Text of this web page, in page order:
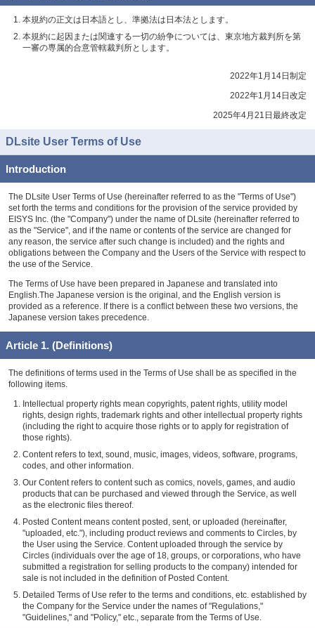
本規約の正文は日本語とし、準拠法は日本法とします。
本規約に起因または関連する一切の紛争については、東京地方裁判所を第
一審の専属的合意管轄裁判所とします。
2022年1月14日制定
2022年1月14日改定
2025年4月21日最終改定
DLsite User Terms of Use
Introduction
The DLsite User Terms of Use (hereinafter referred to as the "Terms of Use")
set forth the terms and conditions for the provision of the service provided by
EISYS Inc. (the "Company") under the name of DLsite (hereinafter referred to
as the "Service", and if the name or contents of the service are changed for
any reason, the service after such change is included) and the rights and
obligations between the Company and the Users of the Service with respect to
the use of the Service.
The Terms of Use have been prepared in Japanese and translated into
English.The Japanese version is the original, and the English version is
provided as a reference. If there is a conflict between these two versions, the
Japanese version takes precedence.
Article 1. (Definitions)
The definitions of terms used in the Terms of Use shall be as specified in the
following items.
Intellectual property rights mean copyrights, patent rights, utility model
rights, design rights, trademark rights and other intellectual property rights
(including the right to acquire those rights or to apply for registration of
those rights).
Content refers to text, sound, music, images, videos, software, programs,
codes, and other information.
Our Content refers to content such as comics, novels, games, and audio
products that can be purchased and viewed through the Service, as well
as the electronic files thereof.
Posted Content means content posted, sent, or uploaded (hereinafter,
"uploaded, etc."), including product reviews and comments to Circles, by
the User using the Service. Content uploaded through the service by
Circles (individuals over the age of 18, groups, or corporations, who have
submitted a registration for selling products to the company) intended for
sale is not included in the definition of Posted Content.
Detailed Terms of Use refer to the terms and conditions, etc. established by
the Company for the Service under the names of "Regulations,"
"Guidelines," and "Policy," etc., separate from the Terms of Use.